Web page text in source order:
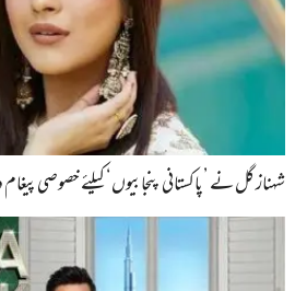
شہناز گل نے ’پاکستانی پنجابیوں‘ کیلئے خصوصی